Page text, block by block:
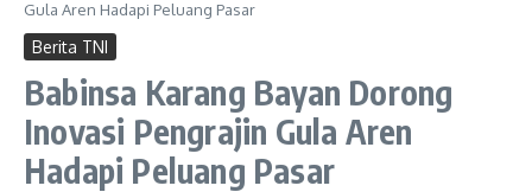
Gula Aren Hadapi Peluang Pasar
Berita TNI
Babinsa Karang Bayan Dorong
Inovasi Pengrajin Gula Aren
Hadapi Peluang Pasar